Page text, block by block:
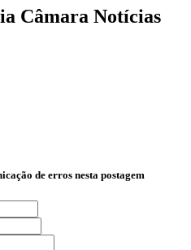
Câmara Notícias
de erros nesta postagem